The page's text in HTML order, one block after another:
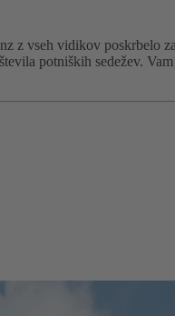
z vseh vidikov poskrbelo
potniških sedežev.